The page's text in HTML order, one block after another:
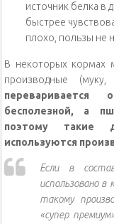
источник белка в
быстрее
плохо, пользы не
В некоторых кормах
производные
бесполезной, а
поэтому такие
используются
Если в
использовано
такому
«супер